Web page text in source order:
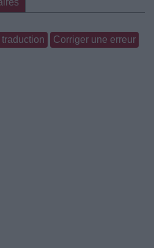
Corriger une erreur